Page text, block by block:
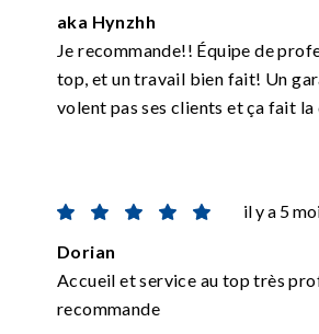
aka Hynzhh
Je recommande!! Équipe de
top, et un travail bien fait! Un
volent pas ses clients et ça fait
il y a 5
Dorian
Accueil et service au top très
recommande